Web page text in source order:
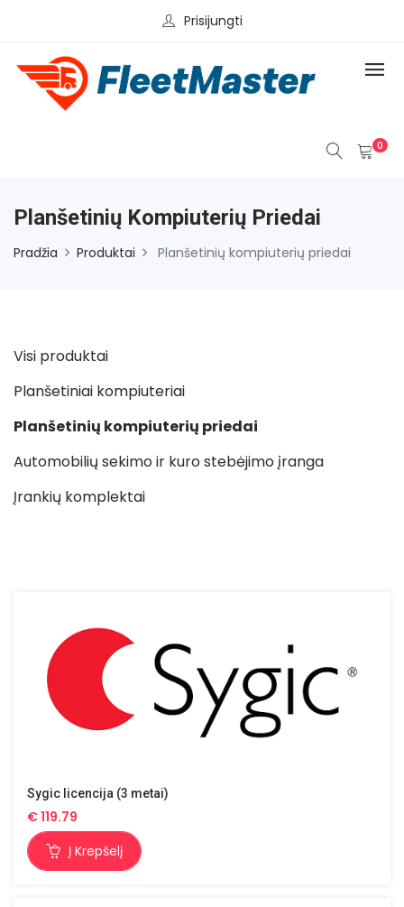
Prisijungti
0
Planšetinių Kompiuterių Priedai
Pradžia Produktai Planšetinių kompiuterių priedai
Visi produktai
Planšetiniai kompiuteriai
Planšetinių kompiuterių priedai
Automobilių sekimo ir kuro stebėjimo įranga
Įrankių komplektai
Sygic licencija (3 metai)
€119.79
Į Krepšelį